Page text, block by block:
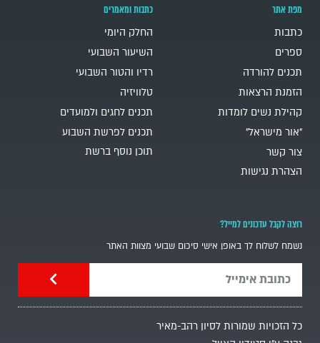
מפת אתר
כתבות
ספרים
תכנים להורדה
הזמנת הרצאות
קהילת נשים לומדות
"אור מישראל"
צור קשר
הצהרת נגישות
כתבות ומאמרים
החלק היומי
השיעור השבועי
רדיו והטור השבועי
טלוויזיה
תכנים לחגים ולמועדים
תכנים לפרשת השבוע
תוכן נוסף ברשת
רוצה לקבל עדכונים למייל?
נשמח לשלוח לך באופן אישי סיכום שבועי מצוות האתר
כל הזכויות שמורות לסיון רהב-מאיר